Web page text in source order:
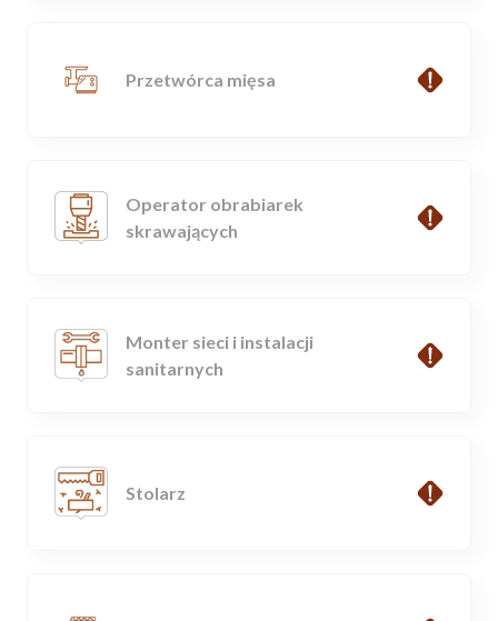
Przetwórca mięsa
Operator obrabiarek
skrawających
Monter sieci i instalacji
sanitarnych
Stolarz